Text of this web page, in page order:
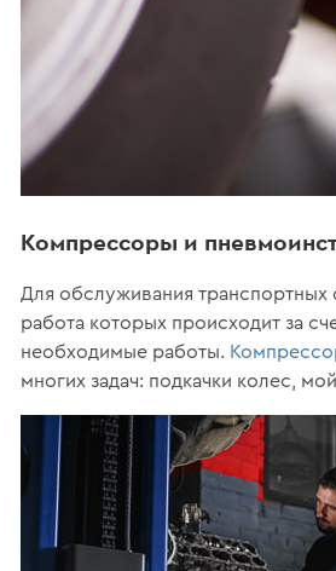
Компрессоры и
Для обслуживания транспортных
работа которых происходит за
необходимые работы.
многих задач: подкачки колес,